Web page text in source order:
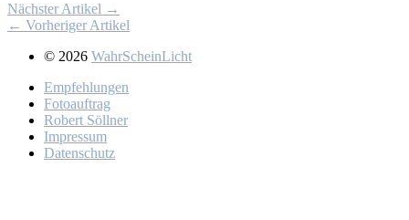
Nächster Artikel →
← Vorheriger Artikel
© 2026 WahrScheinLicht
Emp­feh­lun­gen
Fo­to­auf­trag
Ro­bert Söll­ner
Im­pres­sum
Da­ten­schutz